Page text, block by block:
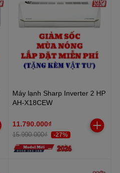
Máy lạnh Sharp Inverter 2 HP
AH-X18CEW
11.790.000₫
15.990.000₫ -27%